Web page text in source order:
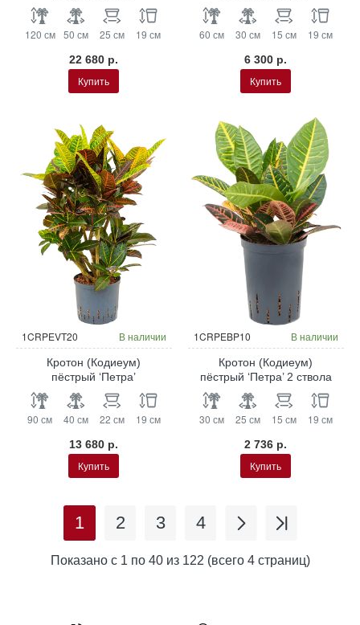
120 см 50 см 25 см 19 см
22 680 р.
Купить
60 см 30 см 15 см 19 см
6 300 р.
Купить
Гидропоника
1CRPEVT20 В наличии
Кротон (Кодиеум)
пёстрый ‘Петра’
90 см 40 см 22 см 19 см
13 680 р.
Купить
Гидропоника
1CRPEBP10 В наличии
Кротон (Кодиеум)
пёстрый ‘Петра’ 2 ствола
30 см 25 см 15 см 19 см
2 736 р.
Купить
1 2 3 4
Показано с 1 по 40 из 122 (всего 4 страниц)